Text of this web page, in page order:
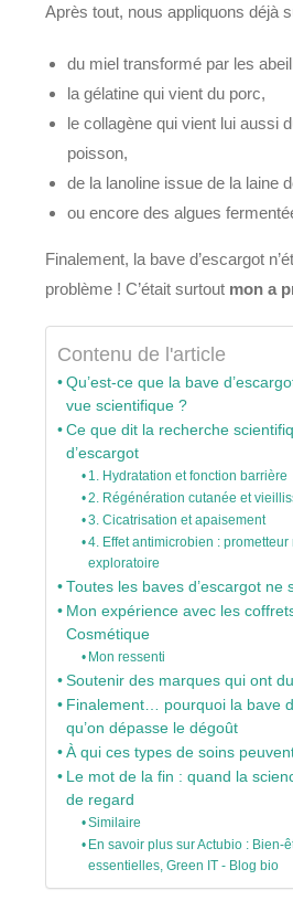
Après tout, nous appliquons déjà
du miel transformé par les
la gélatine qui vient du porc,
le collagène qui vient lui aussi
poisson,
de la lanoline issue de la laine
ou encore des algues
Finalement, la bave d’escargot
problème ! C’était surtout mon a
Contenu de l'article
Qu’est-ce que la bave
vue scientifique ?
Ce que dit la recherche
d’escargot
1. Hydratation et fonction barrière
2. Régénération cutanée et
3. Cicatrisation et apaisement
4. Effet antimicrobien : prometteur
exploratoire
Toutes les baves d’escargot ne
Mon expérience avec les
Cosmétique
Mon ressenti
Soutenir des marques qui ont
Finalement… pourquoi la bave
qu’on dépasse le dégoût
À qui ces types de soins
Le mot de la fin : quand la
de regard
Similaire
En savoir plus sur Actubio : Bien-
essentielles, Green IT - Blog bio